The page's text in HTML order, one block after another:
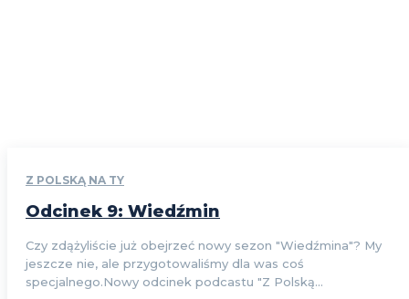
Z POLSKĄ NA TY
Odcinek 9: Wiedźmin
Czy zdążyliście już obejrzeć nowy sezon "Wiedźmina"? My
jeszcze nie, ale przygotowaliśmy dla was coś
specjalnego.Nowy odcinek podcastu "Z Polską...